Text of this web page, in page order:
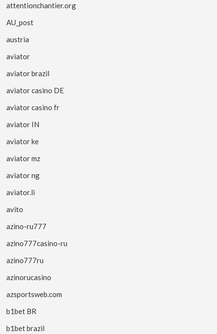
attentionchantier.org
AU_post
austria
aviator
aviator brazil
aviator casino DE
aviator casino fr
aviator IN
aviator ke
aviator mz
aviator ng
aviator.li
avito
azino-ru777
azino777casino-ru
azino777ru
azinorucasino
azsportsweb.com
b1bet BR
b1bet brazil